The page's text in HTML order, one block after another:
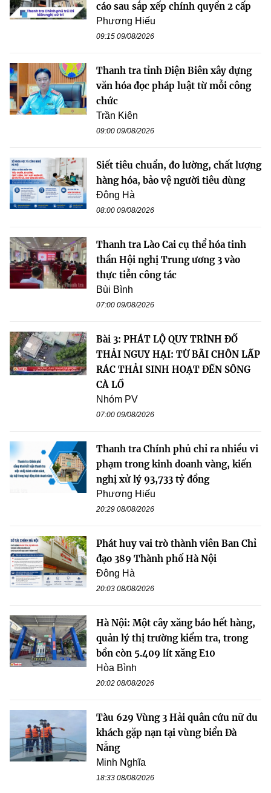
cáo sau sắp xếp chính quyền 2 cấp
Phương Hiếu
09:15 09/08/2026
Thanh tra tỉnh Điện Biên xây dựng
văn hóa đọc pháp luật từ mỗi công
chức
Trần Kiên
09:00 09/08/2026
Siết tiêu chuẩn, đo lường, chất lượng
hàng hóa, bảo vệ người tiêu dùng
Đông Hà
08:00 09/08/2026
Thanh tra Lào Cai cụ thể hóa tinh
thần Hội nghị Trung ương 3 vào
thực tiễn công tác
Bùi Bình
07:00 09/08/2026
Bài 3: PHÁT LỘ QUY TRÌNH ĐỔ
THẢI NGUY HẠI: TỪ BÃI CHÔN LẤP
RÁC THẢI SINH HOẠT ĐẾN SÔNG
CÀ LỒ
Nhóm PV
07:00 09/08/2026
Thanh tra Chính phủ chỉ ra nhiều vi
phạm trong kinh doanh vàng, kiến
nghị xử lý 93,733 tỷ đồng
Phương Hiếu
20:29 08/08/2026
Phát huy vai trò thành viên Ban Chỉ
đạo 389 Thành phố Hà Nội
Đông Hà
20:03 08/08/2026
Hà Nội: Một cây xăng báo hết hàng,
quản lý thị trường kiểm tra, trong
bồn còn 5.409 lít xăng E10
Hòa Bình
20:02 08/08/2026
Tàu 629 Vùng 3 Hải quân cứu nữ du
khách gặp nạn tại vùng biển Đà
Nẵng
Minh Nghĩa
18:33 08/08/2026